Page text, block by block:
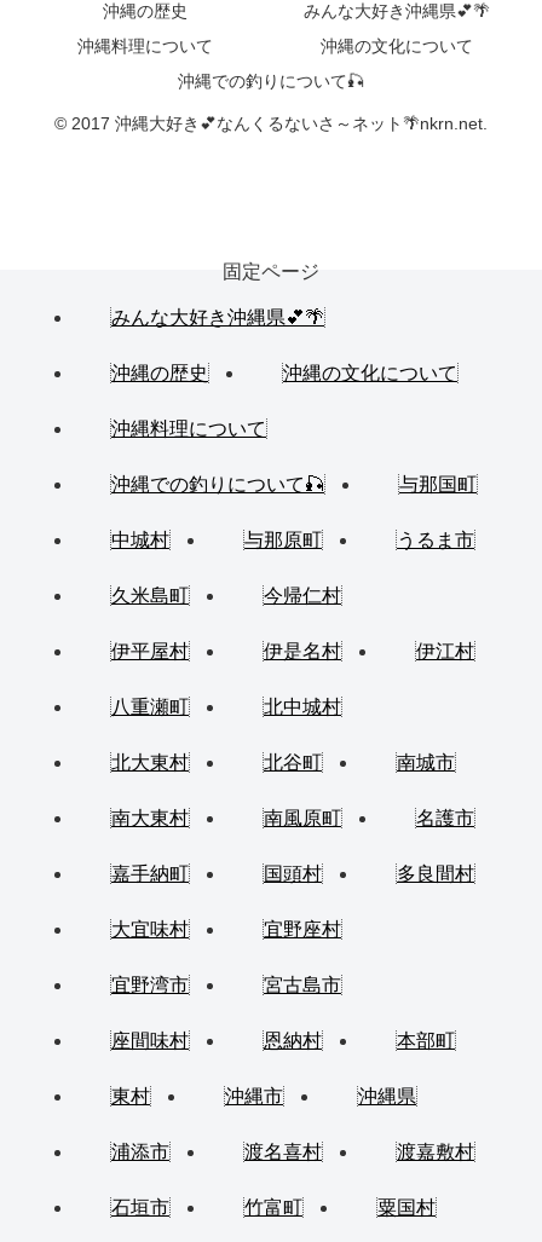
沖縄の歴史
みんな大好き沖縄県💕🌴
沖縄料理について
沖縄の文化について
沖縄での釣りについて🎣
© 2017 沖縄大好き💕なんくるないさ～ネット🌴nkrn.net.
固定ページ
みんな大好き沖縄県💕🌴
沖縄の歴史 沖縄の文化について
沖縄料理について
沖縄での釣りについて🎣 与那国町
中城村 与那原町 うるま市
久米島町 今帰仁村
伊平屋村 伊是名村 伊江村
八重瀬町 北中城村
北大東村 北谷町 南城市
南大東村 南風原町 名護市
嘉手納町 国頭村 多良間村
大宜味村 宜野座村
宜野湾市 宮古島市
座間味村 恩納村 本部町
東村 沖縄市 沖縄県
浦添市 渡名喜村 渡嘉敷村
石垣市 竹富町 粟国村